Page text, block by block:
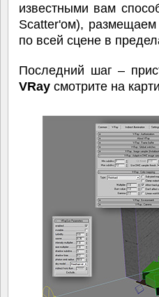
известными вам
Scatter'ом),
по всей сцене в
Последний шаг –
VRay смотрите на